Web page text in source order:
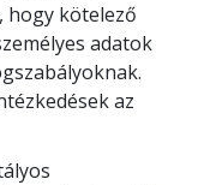
hogy kötelező
adatok
az